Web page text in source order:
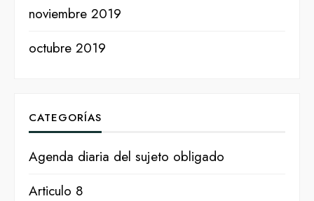
noviembre 2019
octubre 2019
CATEGORÍAS
Agenda diaria del sujeto obligado
Articulo 8